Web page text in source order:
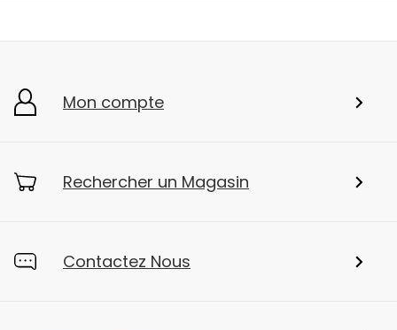
Mon compte
Rechercher un Magasin
Contactez Nous